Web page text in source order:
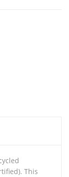
This